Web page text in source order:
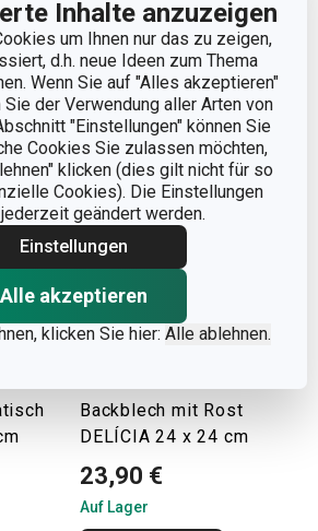
Inhalte anzuzeigen
um Ihnen nur das zu zeigen,
d.h. neue Ideen zum Thema
Wenn Sie auf "Alles akzeptieren"
der Verwendung aller Arten von
"Einstellungen" können Sie
Cookies Sie zulassen möchten,
klicken (dies gilt nicht für so
Cookies). Die Einstellungen
geändert werden.
Einstellungen
Alle akzeptieren
klicken Sie hier: Alle ablehnen.
Auf Lager
Warenkorb
Backblech mit Rost
DELÍCIA 24 x 24 cm
23,90 €
Auf Lager